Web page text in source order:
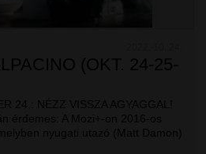
(OKT. 24-25-
NÉZZ VISSZA AGYAGGAL!
érdemes: A Mozi+-on 2016-os
nyugati utazó (Matt Damon)